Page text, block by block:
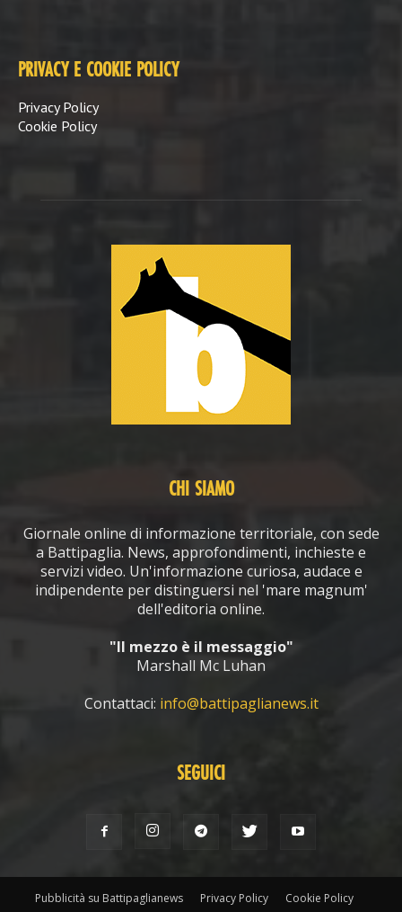
PRIVACY E COOKIE POLICY
Privacy Policy
Cookie Policy
CHI SIAMO
Giornale online di informazione territoriale, con sede
a Battipaglia. News, approfondimenti, inchieste e
servizi video. Un'informazione curiosa, audace e
indipendente per distinguersi nel 'mare magnum'
dell'editoria online.
"Il mezzo è il messaggio"
Marshall Mc Luhan
Contattaci: info@battipaglianews.it
SEGUICI
Pubblicità su Battipaglianews Privacy Policy
Cookie Policy